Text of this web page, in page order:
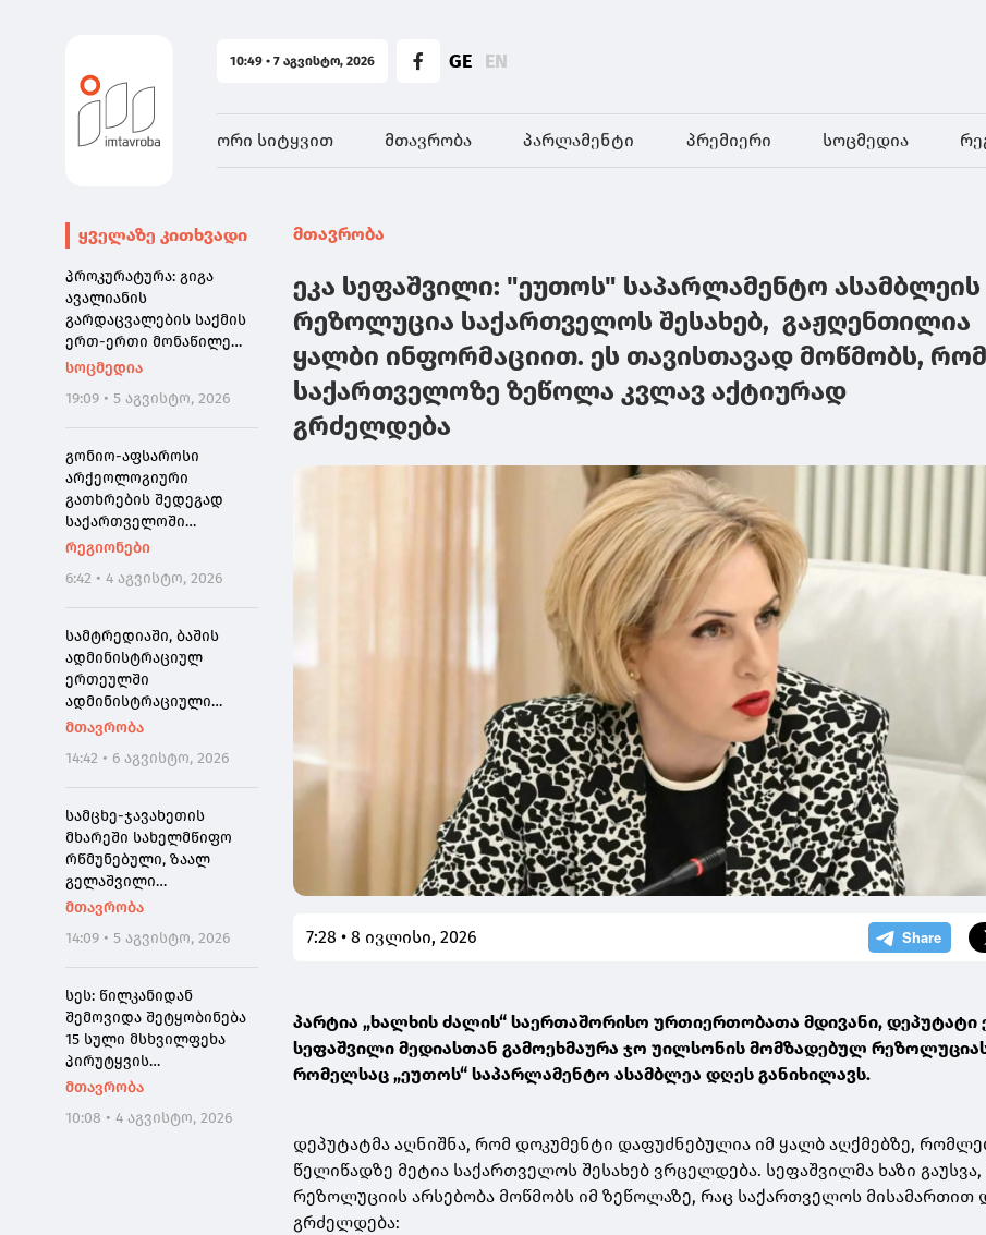
10:49 • 7 აგვისტო, 2026 GE EN
ორი სიტყვით მთავრობა პარლამენტი პრემიერი სოცმედია
ყველაზე კითხვადი
პროკურატურა: გიგა
ავალიანის
გარდაცვალების საქმის
ერთ-ერთი მონაწილე
ნია იმნაძე დაკავებულია
სოცმედია
19:09 • 5 აგვისტო, 2026
გონიო-აფსაროსი
არქეოლოგიური
გათხრების შედეგად
საქართველოში
პირველად ნეოკესარიის
მონეტა აღმოაჩინეს
რეგიონები
6:42 • 4 აგვისტო, 2026
სამტრედიაში, ბაშის
ადმინისტრაციულ
ერთეულში
ადმინისტრაციული
შენობის რეაბილიტაცია
კულტურის ცენტრი კი
სრულად განახლდა
მთავრობა
14:42 • 6 აგვისტო, 2026
სამცხე-ჯავახეთის
მხარეში სახელმწიფო
რწმუნებული, ზაალ
გელაშვილი
გარდაიცვალა
მთავრობა
14:09 • 5 აგვისტო, 2026
სეს: წილკანიდან
შემოვიდა შეტყობინება
15 სული მსხვილფეხა
პირუტყვის
ინტოქსიკაციის შესახებ -
ჯანმრთელობისთვის
მთავრობა
10:08 • 4 აგვისტო, 2026
მთავრობა
ეკა სეფაშვილი: "ეუთოს" საპარლამენტო ასამბლეის
რეზოლუცია საქართველოს შესახებ, გაჟღენთილია
ყალბი ინფორმაციით. ეს თავისთავად მოწმობს, რომ
საქართველოზე ზეწოლა კვლავ აქტიურად
გრძელდება
7:28 • 8 ივლისი, 2026
პარტია „ხალხის ძალის“ საერთაშორისო ურთიერთობათა მდივანი, დეპუტატი
სეფაშვილი მედიასთან გამოეხმაურა ჯო უილსონის მომზადებულ
რომელსაც „ეუთოს“ საპარლამენტო ასამბლეა დღეს განიხილავს.
დეპუტატმა აღნიშნა, რომ დოკუმენტი დაფუძნებულია იმ ყალბ აღქმებზე,
წელიწადზე მეტია საქართველოს შესახებ ვრცელდება. სეფაშვილმა ხაზი
რეზოლუციის არსებობა მოწმობს იმ ზეწოლაზე, რაც საქართველოს მისამართით
გრძელდება: